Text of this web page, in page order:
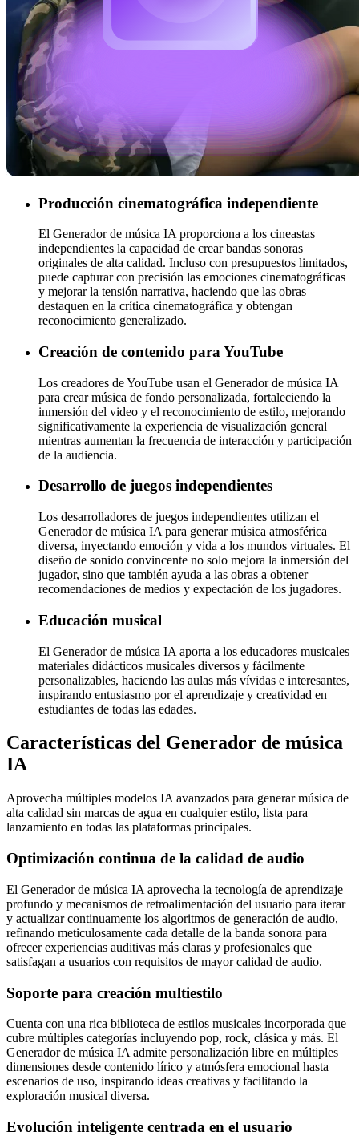
Producción cinematográfica independiente
El Generador de música IA proporciona a los cineastas
independientes la capacidad de crear bandas sonoras
originales de alta calidad. Incluso con presupuestos limitados,
puede capturar con precisión las emociones cinematográficas
y mejorar la tensión narrativa, haciendo que las obras
destaquen en la crítica cinematográfica y obtengan
reconocimiento generalizado.
Creación de contenido para YouTube
Los creadores de YouTube usan el Generador de música IA
para crear música de fondo personalizada, fortaleciendo la
inmersión del video y el reconocimiento de estilo, mejorando
significativamente la experiencia de visualización general
mientras aumentan la frecuencia de interacción y participación
de la audiencia.
Desarrollo de juegos independientes
Los desarrolladores de juegos independientes utilizan el
Generador de música IA para generar música atmosférica
diversa, inyectando emoción y vida a los mundos virtuales. El
diseño de sonido convincente no solo mejora la inmersión del
jugador, sino que también ayuda a las obras a obtener
recomendaciones de medios y expectación de los jugadores.
Educación musical
El Generador de música IA aporta a los educadores musicales
materiales didácticos musicales diversos y fácilmente
personalizables, haciendo las aulas más vívidas e interesantes,
inspirando entusiasmo por el aprendizaje y creatividad en
estudiantes de todas las edades.
Características del Generador de música
IA
Aprovecha múltiples modelos IA avanzados para generar música de
alta calidad sin marcas de agua en cualquier estilo, lista para
lanzamiento en todas las plataformas principales.
Optimización continua de la calidad de audio
El Generador de música IA aprovecha la tecnología de aprendizaje
profundo y mecanismos de retroalimentación del usuario para iterar
y actualizar continuamente los algoritmos de generación de audio,
refinando meticulosamente cada detalle de la banda sonora para
ofrecer experiencias auditivas más claras y profesionales que
satisfagan a usuarios con requisitos de mayor calidad de audio.
Soporte para creación multiestilo
Cuenta con una rica biblioteca de estilos musicales incorporada que
cubre múltiples categorías incluyendo pop, rock, clásica y más. El
Generador de música IA admite personalización libre en múltiples
dimensiones desde contenido lírico y atmósfera emocional hasta
escenarios de uso, inspirando ideas creativas y facilitando la
exploración musical diversa.
Evolución inteligente centrada en el usuario